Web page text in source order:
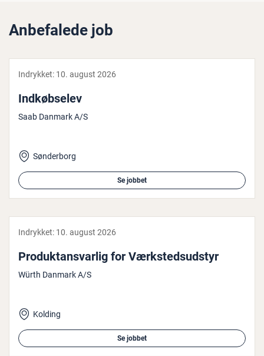
Anbefalede job
Indrykket: 10. august 2026
Ind­køb­se­lev
Saab Danmark A/S
Sønderborg
Se jobbet
Indrykket: 10. august 2026
Pro­duktansvar­lig for Værk­steds­ud­styr
Würth Danmark A/S
Kolding
Se jobbet